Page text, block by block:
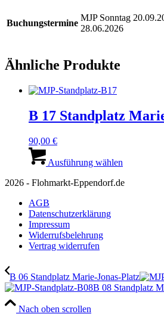
Buchungstermine
MJP Sonntag
28.06.2026
Ähnliche Produkte
B 17 Standplatz
90,00 €
Ausführung wählen
mehrere
gewählt
werden
2026 - Flohmarkt-Eppendorf.de
AGB
Datenschutzerklärung
Impressum
Widerrufsbelehrung
Vertrag widerrufen
B 06 Standplatz Marie-Jonas-Platz
B 08 Standplatz
Nach oben scrollen